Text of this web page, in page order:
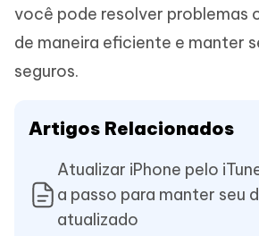
você pode resolver problemas
de maneira eficiente e manter
seguros.
Artigos Relacionados
Atualizar iPhone pelo
a passo para manter seu
atualizado